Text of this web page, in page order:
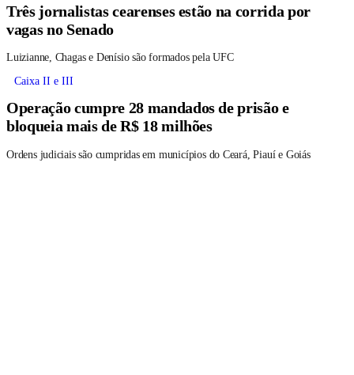
Três jornalistas cearenses estão na corrida por
vagas no Senado
Luizianne, Chagas e Denísio são formados pela UFC
Caixa II e III
Operação cumpre 28 mandados de prisão e
bloqueia mais de R$ 18 milhões
Ordens judiciais são cumpridas em municípios do Ceará, Piauí e Goiás